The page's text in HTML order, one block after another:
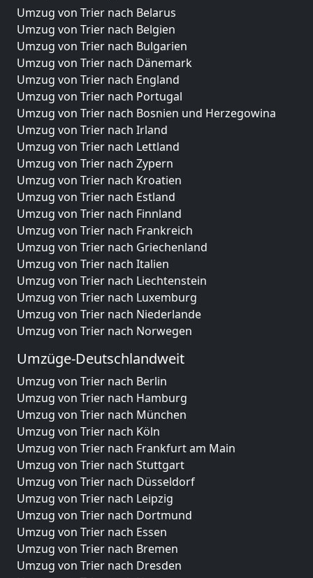
Umzug von Trier nach Belarus
Umzug von Trier nach Belgien
Umzug von Trier nach Bulgarien
Umzug von Trier nach Dänemark
Umzug von Trier nach England
Umzug von Trier nach Portugal
Umzug von Trier nach Bosnien und Herzegowina
Umzug von Trier nach Irland
Umzug von Trier nach Lettland
Umzug von Trier nach Zypern
Umzug von Trier nach Kroatien
Umzug von Trier nach Estland
Umzug von Trier nach Finnland
Umzug von Trier nach Frankreich
Umzug von Trier nach Griechenland
Umzug von Trier nach Italien
Umzug von Trier nach Liechtenstein
Umzug von Trier nach Luxemburg
Umzug von Trier nach Niederlande
Umzug von Trier nach Norwegen
Umzüge-Deutschlandweit
Umzug von Trier nach Berlin
Umzug von Trier nach Hamburg
Umzug von Trier nach München
Umzug von Trier nach Köln
Umzug von Trier nach Frankfurt am Main
Umzug von Trier nach Stuttgart
Umzug von Trier nach Düsseldorf
Umzug von Trier nach Leipzig
Umzug von Trier nach Dortmund
Umzug von Trier nach Essen
Umzug von Trier nach Bremen
Umzug von Trier nach Dresden